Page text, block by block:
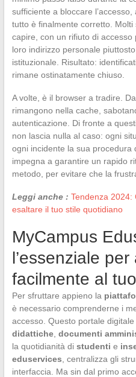
sufficiente a bloccare l’accesso,
tutto è finalmente corretto.
capire, con un rifiuto di
loro indirizzo personale
istituzionale. Risultato:
rimane ostinatamente chiuso.
A volte, è il browser a tradire.
rimangono nella cache,
autenticazione. Di fronte a
non lascia nulla al caso: ogni
ogni incidente la sua procedura
impegna a garantire un rapido
metodo, per evitare che la
Leggi anche : Tendenza 2024:
esaltare il tuo stile quotidiano
MyCampus
l’essenziale
facilmente al
Per sfruttare appieno la
è necessario comprenderne i
accesso. Questo portale
didattiche, documenti
la quotidianità di studenti e
eduservices , centralizza gli
interfaccia. Ma sin dal primo